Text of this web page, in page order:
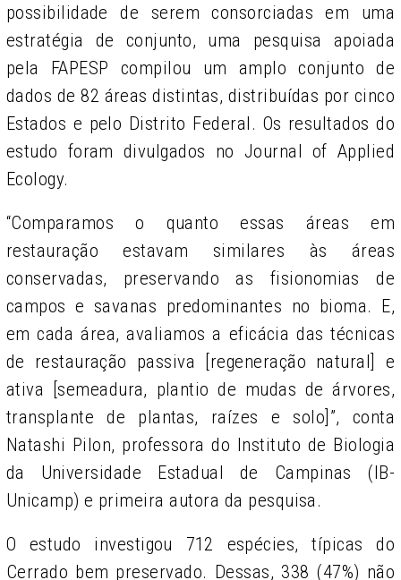
possibilidade de serem consorciadas em uma
estratégia de conjunto, uma pesquisa apoiada
pela FAPESP compilou um amplo conjunto de
dados de 82 áreas distintas, distribuídas por cinco
Estados e pelo Distrito Federal. Os resultados do
estudo foram divulgados no Journal of Applied
Ecology.
“Comparamos o quanto essas áreas em
restauração estavam similares às áreas
conservadas, preservando as fisionomias de
campos e savanas predominantes no bioma. E,
em cada área, avaliamos a eficácia das técnicas
de restauração passiva [regeneração natural] e
ativa [semeadura, plantio de mudas de árvores,
transplante de plantas, raízes e solo]”, conta
Natashi Pilon, professora do Instituto de Biologia
da Universidade Estadual de Campinas (IB-
Unicamp) e primeira autora da pesquisa.
O estudo investigou 712 espécies, típicas do
Cerrado bem preservado. Dessas, 338 (47%) não